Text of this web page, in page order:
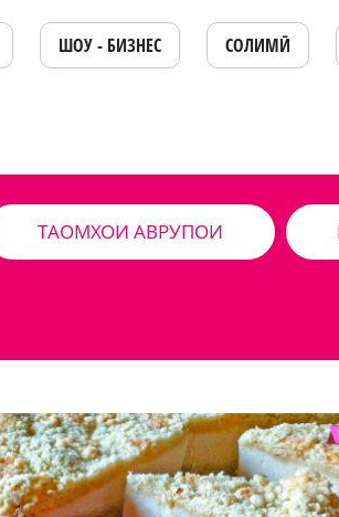
ШОУ - БИЗНЕС СОЛИМӢ
ТАОМХОИ АВРУПОИ